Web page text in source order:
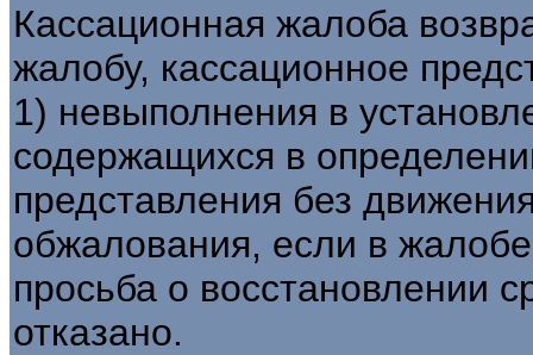
Кассационная жалоба
жалобу, кассационное
1) невыполнения в
содержащихся в
представления без
обжалования, если в
просьба о восстановлении
отказано.